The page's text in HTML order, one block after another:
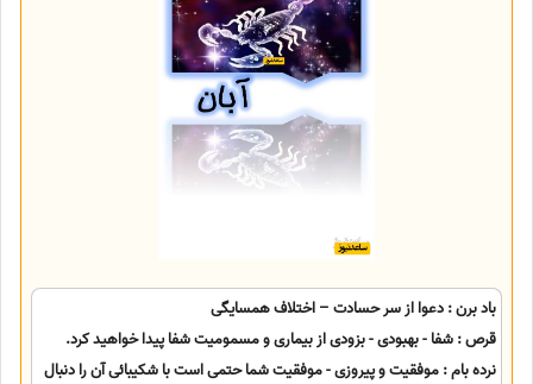
باد برن : دعوا از سر حسادت – اختلاف همسایگی
قرص : شفا - بهبودی - بزودی از بیماری و مسمومیت شفا پیدا خواهید کرد.
نرده بام : موفقیت و پیروزی - موفقیت شما حتمی است با شکیبائی آن را دنبال